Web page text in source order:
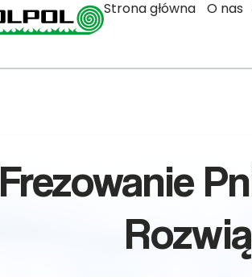
Strona główna O nas
Frezowanie